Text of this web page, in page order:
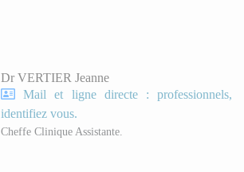
Dr VERTIER Jeanne
Mail et ligne directe : professionnels,
identifiez vous.
Cheffe Clinique Assistante.